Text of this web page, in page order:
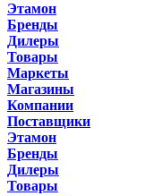
Этамон
Бренды
Дилеры
Товары
Маркеты
Магазины
Компании
Поставщики
Этамон
Бренды
Дилеры
Товары